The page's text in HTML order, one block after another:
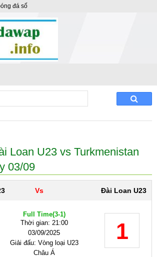
đá số
Loan U23 vs Turkmenistan
03/09
Vs Đài Loan U23
Full Time(3-1)
Thời gian: 21:00
03/09/2025
Giải đấu: Vòng loại U23
Châu Á
1